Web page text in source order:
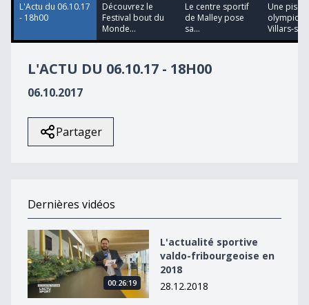
L'Actu du 06.10.17
- 18h00
Découvrez le
Festival bout du
Monde...
Le centre sportif
de Malley pose
sa...
Une
Villars-
L'ACTU DU 06.10.17 - 18H00
06.10.2017
Partager
Dernières vidéos
L&#039;actualité sportive valdo-fribourgeoise en 2018
00:26:19
L'actualité sportive
valdo-fribourgeoise en
2018
28.12.2018